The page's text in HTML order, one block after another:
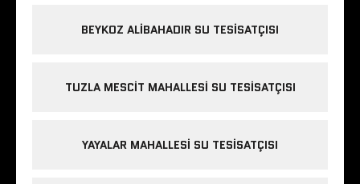
BEYKOZ ALIBAHADIR SU TESISATÇISI
TUZLA MESCIT MAHALLESI SU TESISATÇISI
YAYALAR MAHALLESI SU TESISATÇISI